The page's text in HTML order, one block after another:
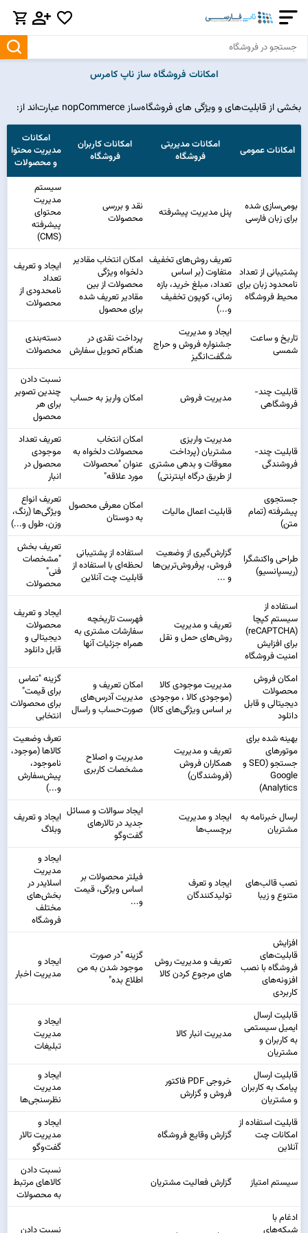
امکانات فروشگاه ساز ناپ کامرس
بخشی از قابلیت‌های و ویژگی های فروشگاه‌ساز nopCommerce عبارت‌اند از:
امکانات عمومی
امکانات مدیریتی
فروشگاه
امکانات کاربران
فروشگاه
امکانات
مدیریت محتوا
و محصولات
بومی‌سازی شده
برای زبان فارسی
پنل مدیریت پیشرفته
نقد و بررسی
محصولات
سیستم
مدیریت
محتوای
پیشرفته
(CMS)
پشتیبانی از تعداد
نامحدود زبان برای
محیط فروشگاه
تعریف روش‌های تخفیف
متفاوت (بر اساس
تعداد، مبلغ خرید، بازه
زمانی، کوپون تخفیف
و...)
امکان انتخاب مقادیر
دلخواه ویژگی
محصولات از بین
مقادیر تعریف شده
برای محصول
ایجاد و تعریف
تعداد
نامحدودی از
محصولات
تاریخ و ساعت
شمسی
ایجاد و مدیریت
جشنواره فروش و حراج
شگفت‌انگیز
پرداخت نقدی در
هنگام تحویل سفارش
دسته‌‌بندی
محصولات
قابلیت چند-
فروشگاهی
مدیریت فروش امکان واریز به حساب
نسبت دادن
چندین تصویر
برای هر
محصول
قابلیت چند-
فروشندگی
مدیریت واریزی
مشتریان (پرداخت
معوقات و بدهی مشتری
از طریق درگاه اینترنتی)
امکان انتخاب
محصولات دلخواه به
عنوان "محصولات
مورد علاقه"
تعریف تعداد
موجودی
محصول در
انبار
جستجوی
پیشرفته (تمام
متن)
قابلیت اعمال مالیات
امکان معرفی محصول
به دوستان
تعریف انواع
ویژگی‌ها (رنگ،
وزن، طول و...)
طراحی واکنشگرا
(ریسپانسیو)
گزارش‌گیری از وضعیت
فروش، پرفروش‌ترین‌ها
و ...
استفاده از پشتیبانی
لحظه‌ای با استفاده از
قابلیت چت آنلاین
تعریف بخش
"مشخصات
فنی"
محصولات
استفاده از
سیستم کپچا
(reCAPTCHA)
برای افزایش
امنیت فروشگاه
تعریف و مدیریت
روش‌های حمل و نقل
فهرست تاریخچه
سفارشات مشتری به
همراه جزئیات آنها
ایجاد و تعریف
محصولات
دیجیتالی و
قابل دانلود
امکان فروش
محصولات
دیجیتالی و قابل
دانلود
مدیریت موجودی کالا
(موجودی کالا ، موجودی
بر اساس ویژگی‌های کالا)
امکان تعریف و
مدیریت آدرس‌های
صورت‌حساب و راسال
گزینه "تماس
برای قیمت"
برای محصولات
انتخابی
بهینه شده برای
موتورهای
جستجو (SEO و
Google
Analytics)
تعریف و مدیریت
همکاران فروش
(فروشندگان)
مدیریت و اصلاح
مشخصات کاربری
تعرف وضعیت
کالاها (موجود،
ناموجود،
پیش‌سفارش
و...)
ارسال خبرنامه به
مشتریان
ایجاد و مدیریت
برچسب‌ها
ایجاد سوالات و مسائل
جدید در تالارهای
گفت‌وگو
ایجاد و تعریف
وبلاگ
نصب قالب‌های
متنوع و زیبا
ایجاد و تعرف
تولید‌کنندگان
فیلتر محصولات بر
اساس ویژگی، قیمت
و...
ایجاد و
مدیریت
اسلایدر در
بخش‌های
مختلف
فروشگاه
افزایش
قابلیت‌های
فروشگاه با نصب
افزونه‌های
کاربردی
تعریف و مدیریت روش
های مرجوع کردن کالا
گزینه "در صورت
موجود شدن به من
اطلاع بده"
ایجاد و
مدیریت اخبار
قابلیت ارسال
ایمیل سیستمی
به کاربران و
مشتریان
مدیریت انبار کالا
ایجاد و
مدیریت
تبلیغات
قابلیت ارسال
پیامک به کاربران
و مشتریان
خروجی PDF فاکتور
فروش و گزارش
ایجاد و
مدیریت
نظرسنجی‌ها
قابلیت استفاده از
امکانات چت
آنلاین
گزارش وقایع فروشگاه
ایجاد و
مدیریت تالار
گفت‌وگو
سیستم امتیاز گزارش فعالیت مشتریان
نسبت دادن
کالا‌های مرتبط
به محصولات
ادغام با
شبکه‌های
نسبت دادن